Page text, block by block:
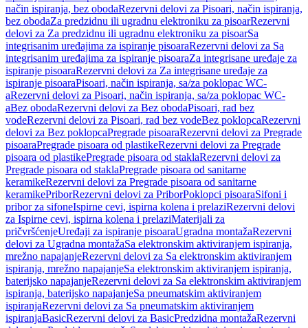
način ispiranja, bez obodaRezervni delovi za Pisoari, način ispiranja,
bez obodaZa predzidnu ili ugradnu elektroniku za pisoarRezervni
delovi za Za predzidnu ili ugradnu elektroniku za pisoarSa
integrisanim uređajima za ispiranje pisoaraRezervni delovi za Sa
integrisanim uređajima za ispiranje pisoaraZa integrisane uređaje za
ispiranje pisoaraRezervni delovi za Za integrisane uređaje za
ispiranje pisoaraPisoari, način ispiranja, sa/za poklopac WC-
aRezervni delovi za Pisoari, način ispiranja, sa/za poklopac WC-
aBez obodaRezervni delovi za Bez obodaPisoari, rad bez
vodeRezervni delovi za Pisoari, rad bez vodeBez poklopcaRezervni
delovi za Bez poklopcaPregrade pisoaraRezervni delovi za Pregrade
pisoaraPregrade pisoara od plastikeRezervni delovi za Pregrade
pisoara od plastikePregrade pisoara od staklaRezervni delovi za
Pregrade pisoara od staklaPregrade pisoara od sanitarne
keramikeRezervni delovi za Pregrade pisoara od sanitarne
keramikePriborRezervni delovi za PriborPoklopci pisoaraSifoni i
pribor za sifoneIspirne cevi, ispirna kolena i prelaziRezervni delovi
za Ispirne cevi, ispirna kolena i prelaziMaterijali za
pričvršćenjeUređaji za ispiranje pisoaraUgradna montažaRezervni
delovi za Ugradna montažaSa elektronskim aktiviranjem ispiranja,
mrežno napajanjeRezervni delovi za Sa elektronskim aktiviranjem
ispiranja, mrežno napajanjeSa elektronskim aktiviranjem ispiranja,
baterijsko napajanjeRezervni delovi za Sa elektronskim aktiviranjem
ispiranja, baterijsko napajanjeSa pneumatskim aktiviranjem
ispiranjaRezervni delovi za Sa pneumatskim aktiviranjem
ispiranjaBasicRezervni delovi za BasicPredzidna montažaRezervni